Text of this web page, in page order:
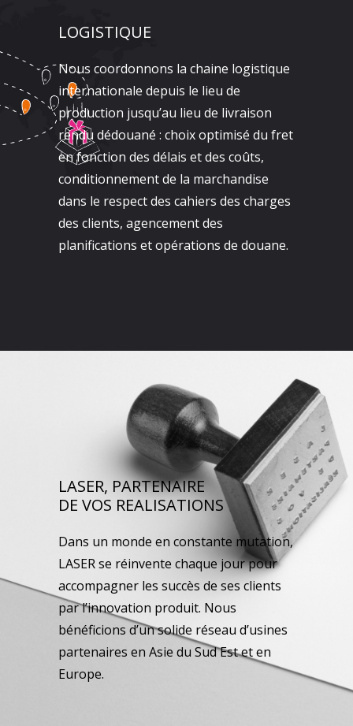
LOGISTIQUE
Nous coordonnons la chaine logistique
internationale depuis le lieu de
production jusqu’au lieu de livraison
rendu dédouané : choix optimisé du fret
en fonction des délais et des coûts,
conditionnement de la marchandise
dans le respect des cahiers des charges
des clients, agencement des
planifications et opérations de douane.
LASER, PARTENAIRE
DE VOS REALISATIONS
Dans un monde en constante mutation,
LASER se réinvente chaque jour pour
accompagner les succès de ses clients
par l’innovation produit. Nous
bénéficions d’un solide réseau d’usines
partenaires en Asie du Sud Est et en
Europe.